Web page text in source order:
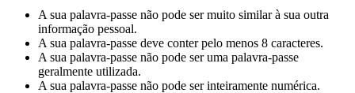
A sua palavra-passe não pode ser muito similar à sua outra
informação pessoal.
A sua palavra-passe deve conter pelo menos 8 caracteres.
A sua palavra-passe não pode ser uma palavra-passe
geralmente utilizada.
A sua palavra-passe não pode ser inteiramente numérica.